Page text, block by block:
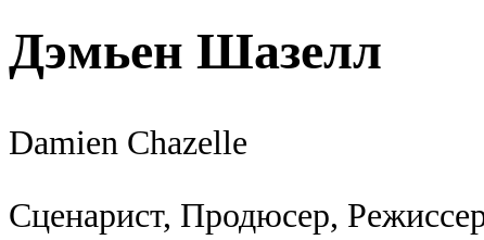
Дэмьен Шазелл
Damien Chazelle
Сценарист, Продюсер,